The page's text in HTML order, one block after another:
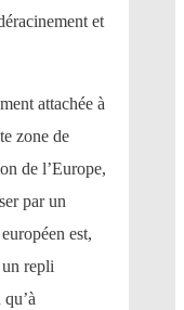
et
attachée à
zone de
de l’Europe,
par un
est,
un repli